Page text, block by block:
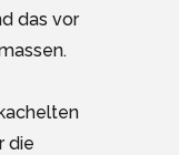
das vor
die